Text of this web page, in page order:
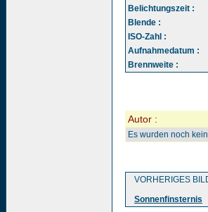
Belichtungszeit :
Blende :
ISO-Zahl :
Aufnahmedatum :
Brennweite :
Autor :
Es wurden noch
VORHERIGES
Sonnenfinsternis